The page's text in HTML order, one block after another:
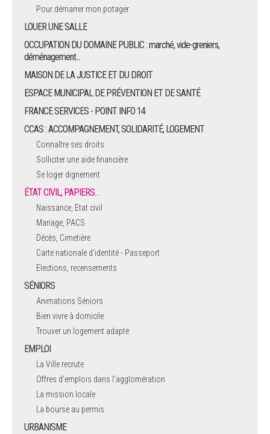
Pour démarrer mon potager
LOUER UNE SALLE
OCCUPATION DU DOMAINE PUBLIC : marché, vide-greniers,
déménagement...
MAISON DE LA JUSTICE ET DU DROIT
ESPACE MUNICIPAL DE PRÉVENTION ET DE SANTÉ
FRANCE SERVICES - POINT INFO 14
CCAS : ACCOMPAGNEMENT, SOLIDARITÉ, LOGEMENT
Connaître ses droits
Solliciter une aide financière
Se loger dignement
ÉTAT CIVIL, PAPIERS…
Naissance, Etat civil
Mariage, PACS
Décès, Cimetière
Carte nationale d'identité - Passeport
Elections, recensements
SÉNIORS
Animations Séniors
Bien vivre à domicile
Trouver un logement adapté
EMPLOI
La Ville recrute
Offres d'emplois dans l'agglomération
La mission locale
La bourse au permis
URBANISME